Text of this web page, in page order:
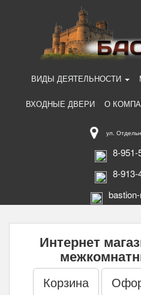
ВИДЫ ДЕЯТЕЛЬНОСТИ
ВХОДНЫЕ ДВЕРИ О
ул.
8-951-
8-913-
Интернет
Корзина